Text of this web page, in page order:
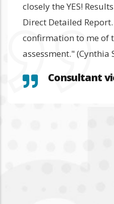
closely the YES!
Direct Detailed
confirmation to me of
assessment." (Cynthia
Consultant